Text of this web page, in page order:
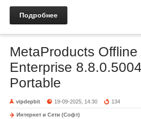
Подробнее
MetaProducts
Enterprise
Portable
vipdepbit 19-09-2025, 14:30 134
Интернет и Сети (Софт)